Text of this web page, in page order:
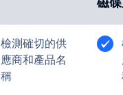
磁
檢測確切的供
應商和產品名
稱